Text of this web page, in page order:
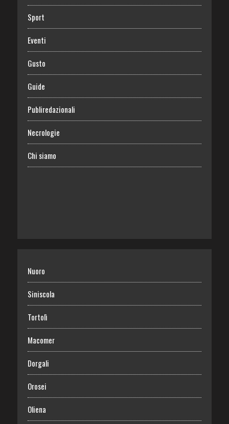
Sport
Eventi
Gusto
Guide
Publiredazionali
Necrologie
Chi siamo
Nuoro
Siniscola
Tortolì
Macomer
Dorgali
Orosei
Oliena